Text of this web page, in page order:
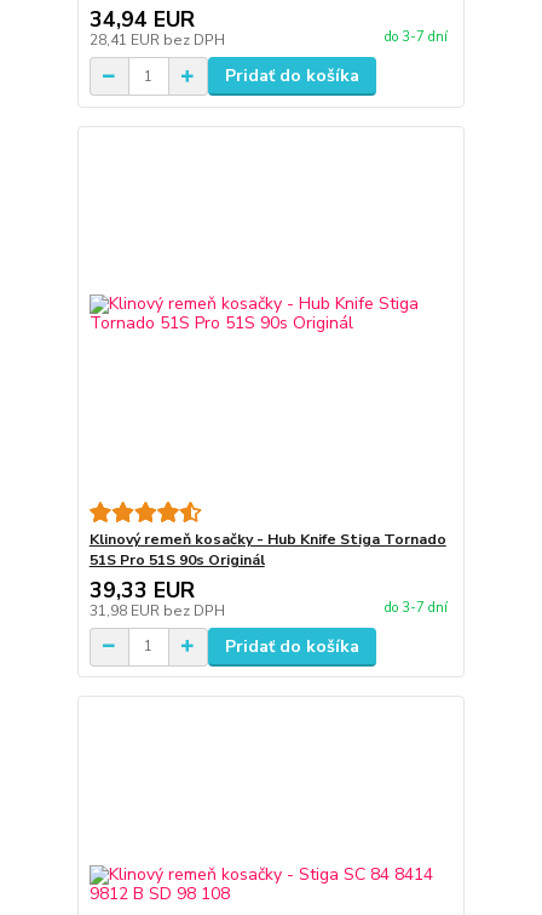
34,94 EUR
28,41 EUR bez DPH do 3-7 dní
Pridať do košíka
Klinový remeň kosačky - Hub Knife Stiga Tornado
51S Pro 51S 90s Originál
39,33 EUR
31,98 EUR bez DPH do 3-7 dní
Pridať do košíka